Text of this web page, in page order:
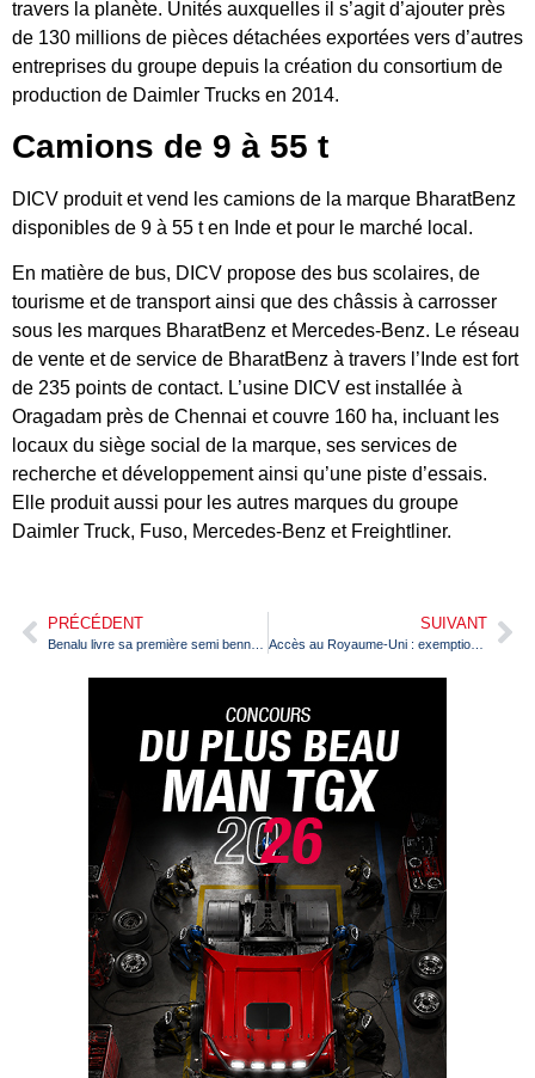
travers la planète. Unités auxquelles il s’agit d’ajouter près
de 130 millions de pièces détachées exportées vers d’autres
entreprises du groupe depuis la création du consortium de
production de Daimler Trucks en 2014.
Camions de 9 à 55 t
DICV produit et vend les camions de la marque BharatBenz
disponibles de 9 à 55 t en Inde et pour le marché local.
En matière de bus, DICV propose des bus scolaires, de
tourisme et de transport ainsi que des châssis à carrosser
sous les marques BharatBenz et Mercedes-Benz. Le réseau
de vente et de service de BharatBenz à travers l’Inde est fort
de 235 points de contact. L’usine DICV est installée à
Oragadam près de Chennai et couvre 160 ha, incluant les
locaux du siège social de la marque, ses services de
recherche et développement ainsi qu’une piste d’essais.
Elle produit aussi pour les autres marques du groupe
Daimler Truck, Fuso, Mercedes-Benz et Freightliner.
PRÉCÉDENT SUIVANT
Accès au Royaume-Uni : exemptions sur la quarantaine